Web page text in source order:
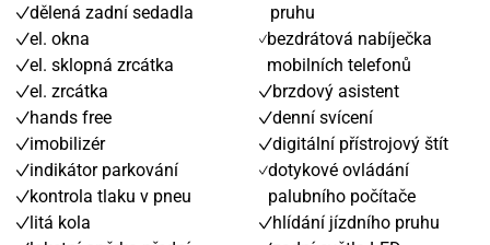
dělená zadní sedadla
el. okna
el. sklopná zrcátka
el. zrcátka
hands free
imobilizér
indikátor parkování
kontrola tlaku v pneu
litá kola
pruhu
bezdrátová nabíječka
mobilních telefonů
brzdový asistent
denní svícení
digitální přístrojový štít
dotykové ovládání
palubního počítače
hlídání jízdního pruhu